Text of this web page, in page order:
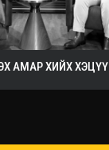
АМАР ХИЙХ ХЭЦҮҮ